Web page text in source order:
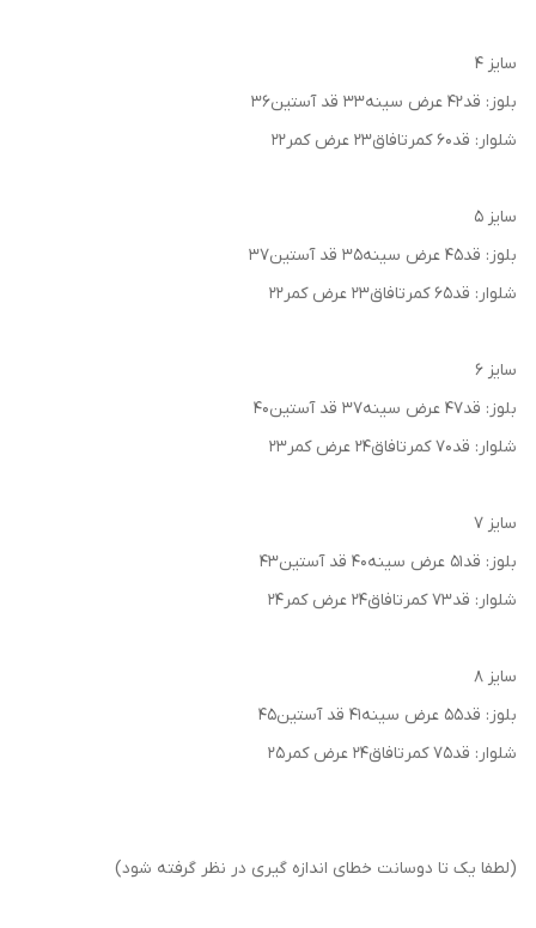
سایز ۴
بلوز: قد۴۲ عرض سینه۳۳ قد آستین۳۶
شلوار: قد۶۰ کمرتافاق۲۳ عرض کمر۲۲
سایز ۵
بلوز: قد۴۵ عرض سینه۳۵ قد آستین۳۷
شلوار: قد۶۵ کمرتافاق۲۳ عرض کمر۲۲
سایز ۶
بلوز: قد۴۷ عرض سینه۳۷ قد آستین۴۰
شلوار: قد۷۰ کمرتافاق۲۴ عرض کمر۲۳
سایز ۷
بلوز: قد۵۱ عرض سینه۴۰ قد آستین۴۳
شلوار: قد۷۳ کمرتافاق۲۴ عرض کمر۲۴
سایز ۸
بلوز: قد۵۵ عرض سینه۴۱ قد آستین۴۵
شلوار: قد۷۵ کمرتافاق۲۴ عرض کمر۲۵
(لطفا یک تا دوسانت خطای اندازه گیری در نظر گرفته شود)